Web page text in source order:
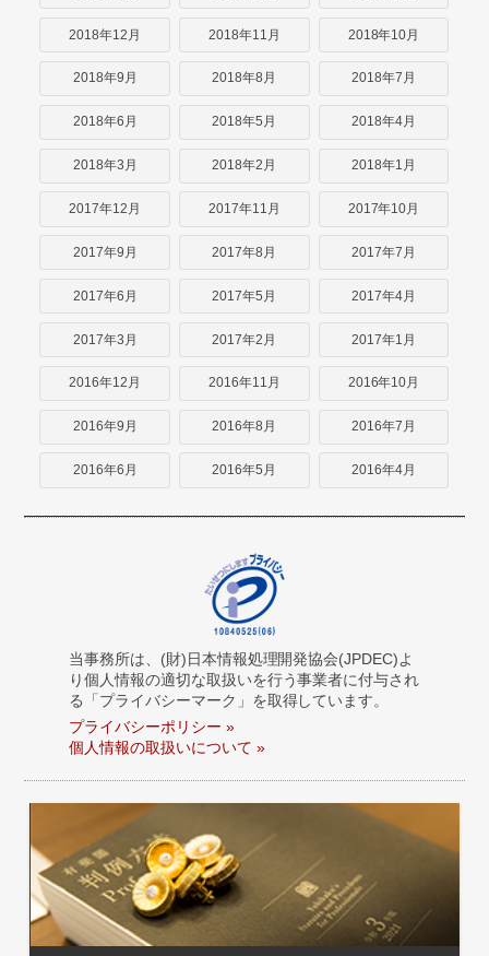
2018年12月 2018年11月 2018年10月
2018年9月 2018年8月 2018年7月
2018年6月 2018年5月 2018年4月
2018年3月 2018年2月 2018年1月
2017年12月 2017年11月 2017年10月
2017年9月 2017年8月 2017年7月
2017年6月 2017年5月 2017年4月
2017年3月 2017年2月 2017年1月
2016年12月 2016年11月 2016年10月
2016年9月 2016年8月 2016年7月
2016年6月 2016年5月 2016年4月
当事務所は、(財)日本情報処理開発協会(JPDEC)よ
り個人情報の適切な取扱いを行う事業者に付与され
る「プライバシーマーク」を取得しています。
プライバシーポリシー »
個人情報の取扱いについて »